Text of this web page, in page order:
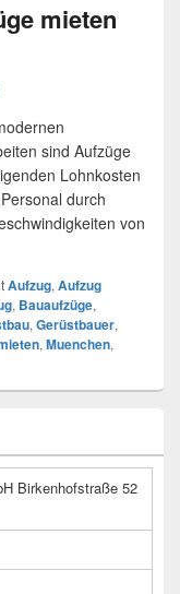
mieten
sind Aufzüge
Lohnkosten
durch
von
mieten
Aufzug, Aufzug
, Bauaufzüge,
, Gerüstbauer,
, Muenchen,
Birkenhofstraße 52